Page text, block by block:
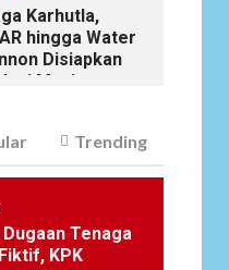
Karhutla,
hingga Water
Disiapkan
Musim
Lahan
Alasan Apa
Diduga
Trending
Tenaga
KPK